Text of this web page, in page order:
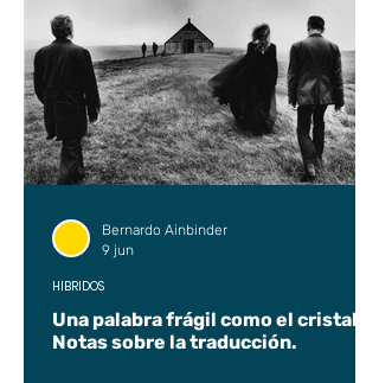
Una palabra frágil como el cristal.
Notas sobre la traducción.
HÍBRIDOS
Bernardo Ainbinder
9 jun